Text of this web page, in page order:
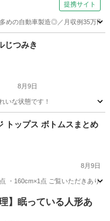
提携サイト
めの自動車製造◎／月収例35万
じつみき
8月9日
いな状態です！
品 こどもちゃれんじ
トップス ボトムスまとめ
8月9日
・160cm×1点 ご覧いただきあり
ジャージ
】眠っている人形あ